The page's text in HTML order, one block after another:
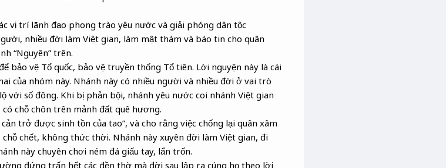
vị trí lãnh đạo phong trào yêu nước và giải phóng dân tộc
nhiều đời làm Việt gian, làm mật thám và báo tin cho quân
“Nguyên” trên.
bảo vệ Tổ quốc, bảo vệ truyền thống Tổ tiên. Lời nguyện này là cái
của nhóm này. Nhánh này có nhiều người và nhiều đời ở vai trò
với số đông. Khi bị phản bội, nhánh yêu nước coi nhánh Việt gian
chỗ chôn trên mảnh đất quê hương.
trở được sinh tồn của tao”, và cho rằng việc chống lại quân xâm
chết, không thức thời. Nhánh này xuyên đời làm Việt gian, đi
này chuyên chơi ném đá giấu tay, lẩn trốn.
đứng trấn hết các đền thờ mà đời sau lập ra cúng họ theo lời